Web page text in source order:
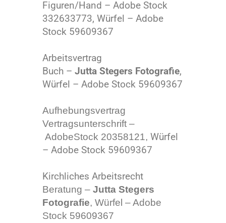
Figuren/Hand – Adobe Stock
332633773, Würfel – Adobe
Stock 59609367
Arbeitsvertrag
Buch – Jutta Stegers Fotografie,
Würfel – Adobe Stock 59609367
Aufhebungsvertrag
Vertragsunterschrift –
AdobeStock 20358121, Würfel
– Adobe Stock 59609367
Kirchliches Arbeitsrecht
Beratung – Jutta Stegers
Fotografie, Würfel – Adobe
Stock 59609367